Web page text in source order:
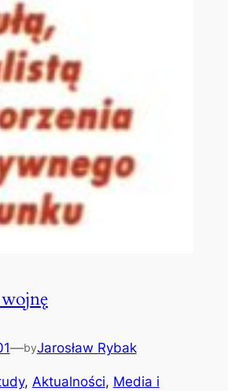
—byJarosław Rybak
, Aktualności, Media i